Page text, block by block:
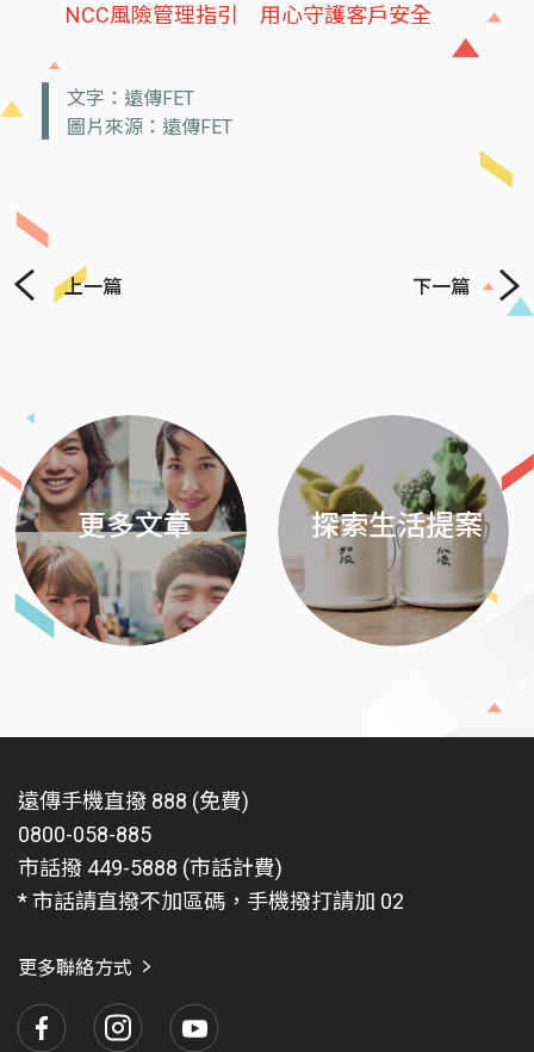
NCC風險管理指引 用心守護客戶安全
文字：遠傳FET
圖片來源：遠傳FET
上一篇 下一篇
更多文章 探索生活提案
遠傳手機直撥 888 (免費)
0800-058-885
市話撥 449-5888 (市話計費)
* 市話請直撥不加區碼，手機撥打請加 02
更多聯絡方式